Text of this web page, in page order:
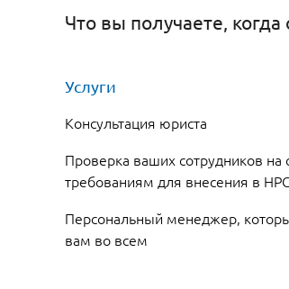
Что вы получаете,
Услуги
Консультация юриста
Проверка ваших сотрудников на
требованиям для внесения в НРС
Персональный менеджер,
вам во всем